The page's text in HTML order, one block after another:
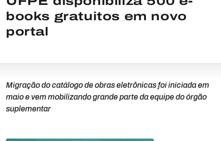
books gratuitos em novo
portal
Migração do catálogo de obras eletrônicas foi iniciada em
maio e vem mobilizando grande parte da equipe do órgão
suplementar